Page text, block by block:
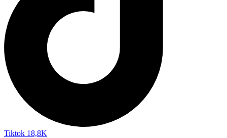
Tiktok 18,8K